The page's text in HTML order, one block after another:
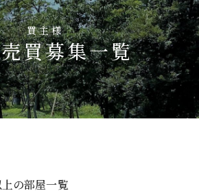
買主様
買募集一覧
の部屋一覧